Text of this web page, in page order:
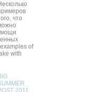
что
of
with
2011.